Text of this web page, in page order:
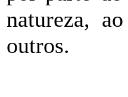
natureza,
outros.